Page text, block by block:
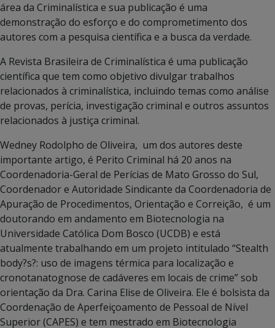
área da Criminalística e sua publicação é uma
demonstração do esforço e do comprometimento dos
autores com a pesquisa científica e a busca da verdade.
A Revista Brasileira de Criminalística é uma publicação
científica que tem como objetivo divulgar trabalhos
relacionados à criminalística, incluindo temas como análise
de provas, perícia, investigação criminal e outros assuntos
relacionados à justiça criminal.
Wedney Rodolpho de Oliveira, um dos autores deste
importante artigo, é Perito Criminal há 20 anos na
Coordenadoria-Geral de Perícias de Mato Grosso do Sul,
Coordenador e Autoridade Sindicante da Coordenadoria de
Apuração de Procedimentos, Orientação e Correição, é um
doutorando em andamento em Biotecnologia na
Universidade Católica Dom Bosco (UCDB) e está
atualmente trabalhando em um projeto intitulado “Stealth
body?s?: uso de imagens térmica para localização e
cronotanatognose de cadáveres em locais de crime” sob
orientação da Dra. Carina Elise de Oliveira. Ele é bolsista da
Coordenação de Aperfeiçoamento de Pessoal de Nível
Superior (CAPES) e tem mestrado em Biotecnologia